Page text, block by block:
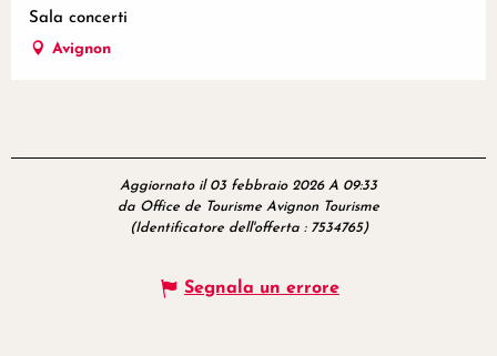
Sala concerti
Avignon
Aggiornato il 03 febbraio 2026 A 09:33
da Office de Tourisme Avignon Tourisme
(Identificatore dell'offerta : 7534765)
Segnala un errore